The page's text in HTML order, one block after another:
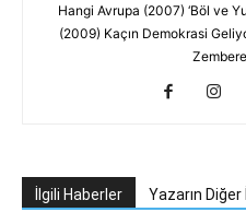
Hangi Avrupa (2007) ‘Böl ve
(2009) Kaçın Demokrasi
İlgili Haberler Yazarın